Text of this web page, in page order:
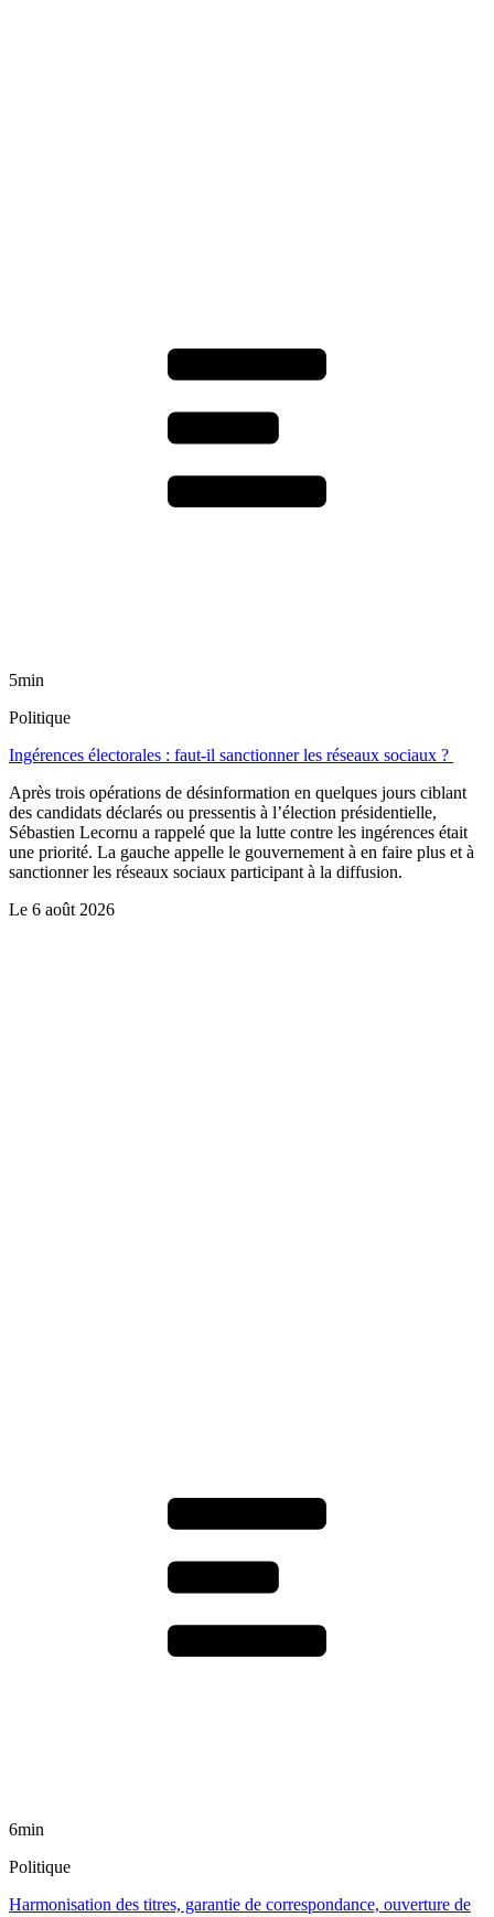
5min
Politique
Ingérences électorales : faut-il sanctionner les réseaux sociaux ?
Après trois opérations de désinformation en quelques jours ciblant
des candidats déclarés ou pressentis à l’élection présidentielle,
Sébastien Lecornu a rappelé que la lutte contre les ingérences était
une priorité. La gauche appelle le gouvernement à en faire plus et à
sanctionner les réseaux sociaux participant à la diffusion.
Le 6 août 2026
6min
Politique
Harmonisation des titres, garantie de correspondance, ouverture de